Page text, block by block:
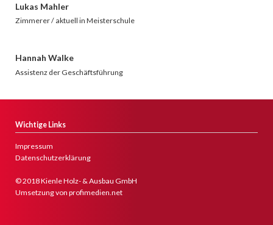
Lukas Mahler
Zimmerer / aktuell in Meisterschule
Hannah Walke
Assistenz der Geschäftsführung
Wichtige Links
Impressum
Datenschutzerklärung
© 2018 Kienle Holz- & Ausbau GmbH
Umsetzung von profimedien.net